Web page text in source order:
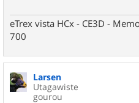
eTrex vista HCx - CE3D -
700
Larsen
Utagawiste
gourou